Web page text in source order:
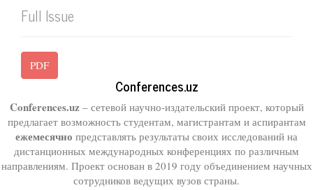
Full Issue
PDF
Conferences.uz
Conferences.uz– сетевой научно-издательский проект, который
предлагает возможность студентам, магистрантам и аспирантам
ежемесячно представлять результаты своих исследований на
дистанционных международных конференциях по различным
направлениям. Проект основан в 2019 году объединением научных
сотрудников ведущих вузов страны.